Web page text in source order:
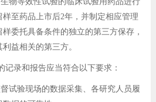
至药品上市后2年，并制定相应管理
委托具备条件的独立的第三方保存，
益相关的第三方。
录和报告应当符合以下要求：
验现场的数据采集、各研究人员履